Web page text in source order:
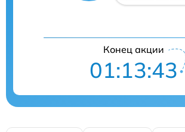
Конец акции
01:13:42